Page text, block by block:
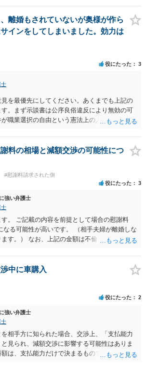
が妥当かどうかという基準はありません。
な金額では、その条項自体が無効になり得ます
、５０万円でも、公序良俗に反するほど高額
すので、 結局は、妥当かどうかというより
るかどうかという基準でお考えいただくといい
で、合意できるかは、相手も納得できるか
すが。 ４ 質問④ ご記載の内容からは判断
算条項を記載しないで合意することはリス
ろ、原則としては、清算条項を記載するべき
くといいです。 ご質問に対する回答は以上で
依頼になるかは別として、お近くの弁護士に
の対応についてアドバイス等を求めることを
参考にしていただければ幸いです。
のの、本件のような精神的損害が発生したと
案件において開示がなされる可能性も低いので
離婚もされていないが奥様が作ら
インをしてしまいました。効力は
役にたった 3
士
を最優先にしてください。あくまでも上記の
。まず示談書は公序良俗違反により無効の可
職業選択の自由という憲法上の人権を侵害し
す。ご参考にしてください。
料の相場と減額交渉の可能性につ
#慰謝料請求された側
役にたった 3
強い弁護士
士
。 ご記載の内容を前提として場合の慰謝料
なる可能性が高いです。 （相手夫婦が離婚しな
す。） なお、上記の金額は不倫をした２名が
、 求償ができることになります。 その求償権
料相場は、６０万円から８０万円程度になるこ
夫婦が離婚しませんので、減額してでも求償権
トがあることになります。） ５年後に離婚す
料額に影響が出る可能性はないと考えます。
場合の弁護士費用は、ご依頼になる弁護士によ
ご確認いただくといいですよ。 ご質問に対す
能であれば、ご依頼になるかは別にして、お
されて、今後の対応についてアドバイスを求
します。 ご参考にしていただけますと幸いで
中に車購入
役にたった 2
強い弁護士
士
相手方に知られた場合、交渉上、「支払能力
見られ、減額交渉に影響する可能性はありま
は、支払能力だけで決まるものではなく、不